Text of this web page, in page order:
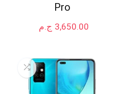
Pro
ج.م 3,650.00